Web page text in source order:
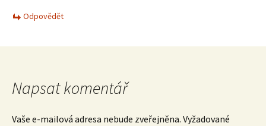
Odpovědět
Napsat komentář
Vaše e-mailová adresa nebude zveřejněna. Vyžadované